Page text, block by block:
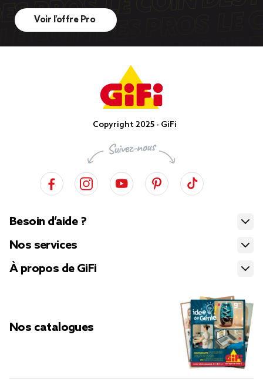
Voir l’offre Pro
Copyright 2025 - GiFi
Besoin d’aide ?
Nos services
À propos de GiFi
Nos catalogues